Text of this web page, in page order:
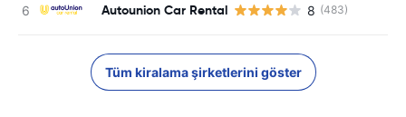
Autounion Car Rental 8 (483)
Tüm kiralama şirketlerini göster